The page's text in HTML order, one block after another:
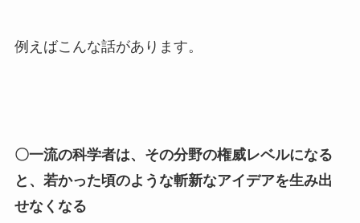
例えばこんな話があります。
〇一流の科学者は、その分野の権威レベルになる
と、若かった頃のような斬新なアイデアを生み出
せなくなる